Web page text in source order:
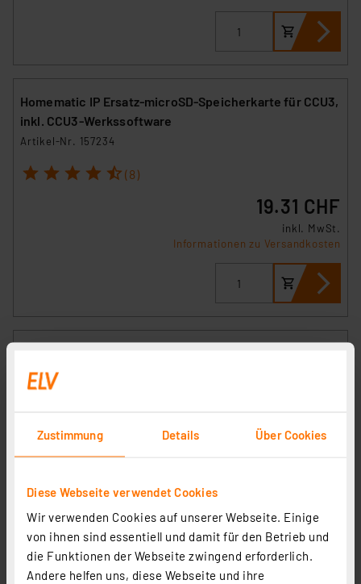
Zustimmung Details Über Cookies
Diese Webseite verwendet Cookies
Wir verwenden Cookies auf unserer Webseite. Einige
von ihnen sind essentiell und damit für den Betrieb und
die Funktionen der Webseite zwingend erforderlich.
Andere helfen uns, diese Webseite und ihre
Homematic IP Ersatz-microSD-Speicherkarte für CCU3,
inkl. CCU3-Werkssoftware
Artikel-Nr. 157234
1 2 3 4 5 (8)
19.31 CHF
inkl. MwSt.
Informationen zu Versandkosten
Artikel-Nr. 144732
2.86 CHF